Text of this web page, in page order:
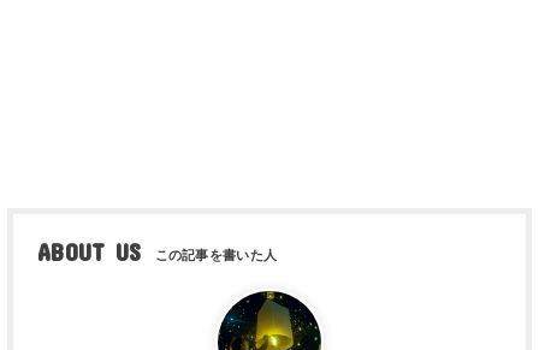
ABOUT US